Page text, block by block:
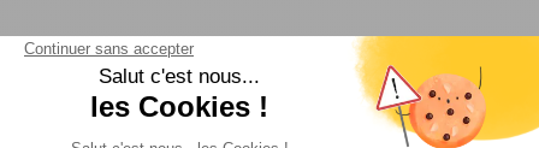
MODÈLE(S)DU PRODUIT - KIT RESSORTS
TONNEAU